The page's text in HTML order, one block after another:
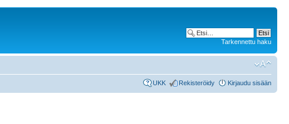
Tarkennettu haku
UKK Rekisteröidy Kirjaudu sisään